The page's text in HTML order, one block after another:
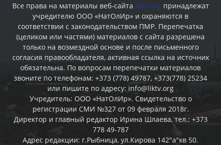
Все права на материалы веб-сайта liktv.org принадлежат
учредителю ООО «НатОлИр» и охраняются в
соответствии с законодательством ПМР. Перепечатка
(целиком или частями) материалов c сайта разрешена
только на возмездной основе и после письменного
согласия правообладателя, активная ссылка на источник
обязательна. По вопросам перепечатки материалов
звоните по телефонам: +373 (778) 49787, +373(778) 25234
или пишите по адресу: info@liktv.org
Учредитель: ООО «НатОлИр». Свидетельство о
регистрации СМИ №327 от 09 февраля 2018г.
Директор и главный редактор Ирина Шлаева, тел.: +373
778 49-787
Адрес редакции: г.Рыбница, ул.Кирова 142"а"кв 50.